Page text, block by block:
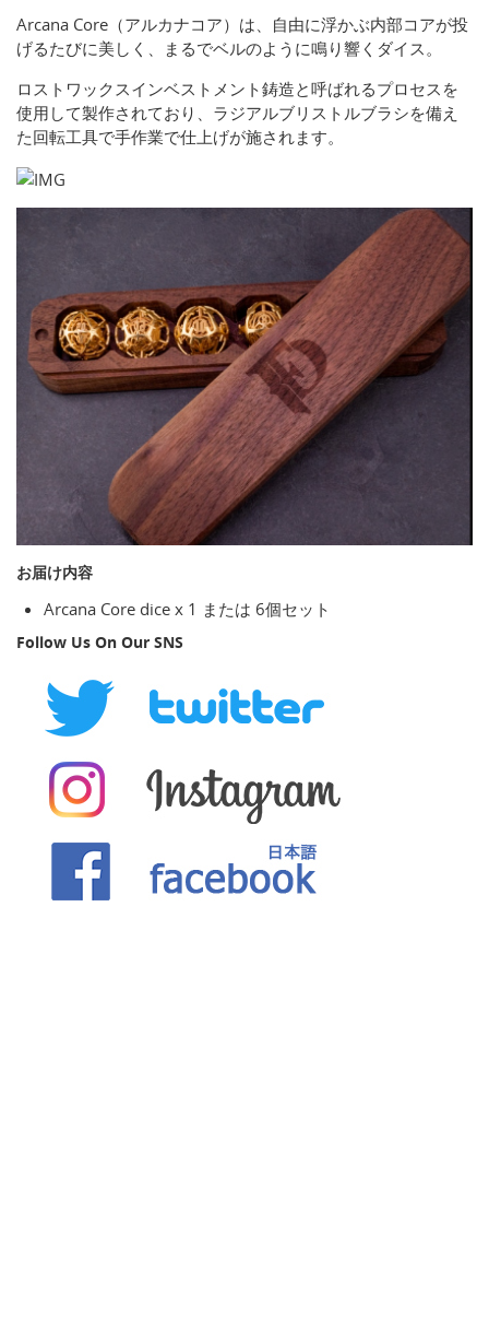
Arcana Core（アルカナコア）は、自由に浮かぶ内部コアが投
げるたびに美しく、まるでベルのように鳴り響くダイス。
ロストワックスインベストメント鋳造と呼ばれるプロセスを
使用して製作されており、ラジアルブリストルブラシを備え
た回転工具で手作業で仕上げが施されます。
お届け内容
Arcana Core dice x 1 または 6個セット
Follow Us On Our SNS